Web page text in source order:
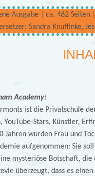
Ausgabe | ca. 462
Sandra Knuffinke,
Academy!
ist die Privatschule
YouTube-Stars, Künstler,
Jahren wurden Frau und
aufgenommen: Sie
mysteriöse Botschaft,
überzeugt, dass es